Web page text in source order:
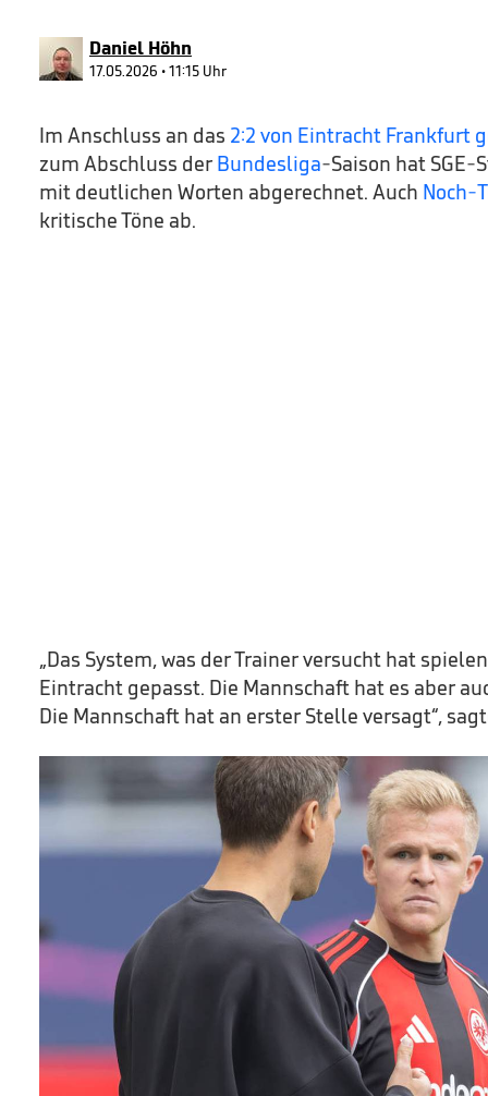
90%
Daniel Höhn
17.05.2026 • 11:15 Uhr
Im Anschluss an das 2:2 von Eintracht Frankfurt
zum Abschluss der Bundesliga-Saison hat
mit deutlichen Worten abgerechnet. Auch Noch-
kritische Töne ab.
„Das System, was der Trainer versucht hat
Eintracht gepasst. Die Mannschaft hat es aber
Die Mannschaft hat an erster Stelle versagt“,